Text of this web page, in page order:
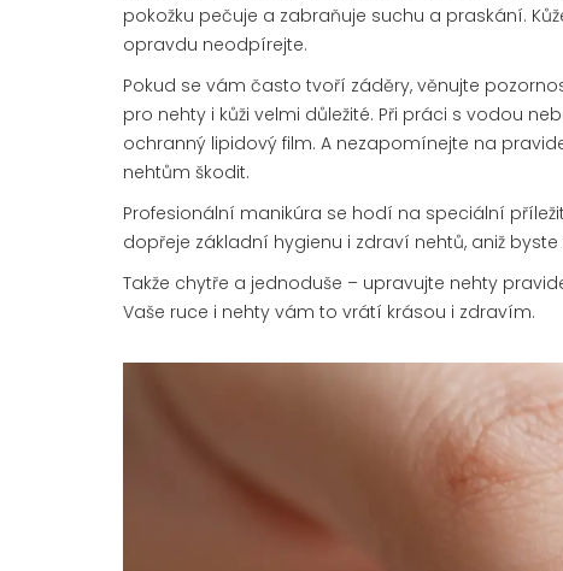
pokožku pečuje a zabraňuje suchu a praskání.
opravdu neodpírejte.
Pokud se vám často tvoří záděry, věnujte
pro nehty i kůži velmi důležité. Při práci s vodou
ochranný lipidový film. A nezapomínejte na
nehtům škodit.
Profesionální manikúra se hodí na speciální
dopřeje základní hygienu i zdraví nehtů, aniž
Takže chytře a jednoduše – upravujte nehty
Vaše ruce i nehty vám to vrátí krásou i zdravím.